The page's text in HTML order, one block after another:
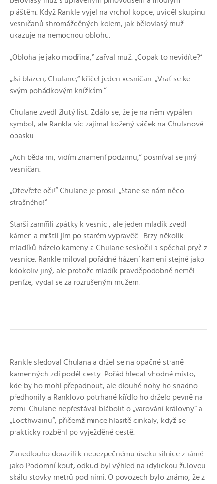
pláštěm. Když Rankle vyjel na vrchol kopce, uviděl skupinu
vesničanů shromážděných kolem, jak bělovlasý muž
ukazuje na nemocnou oblohu.
„Obloha je jako modřina,“ zařval muž. „Copak to nevidíte?“
„Jsi blázen, Chulane,“ křičel jeden vesničan. „Vrať se ke
svým pohádkovým knížkám.“
Chulane zvedl žlutý list. Zdálo se, že je na něm vypálen
symbol, ale Rankla víc zajímal kožený váček na Chulanově
opasku.
„Ach běda mi, vidím znamení podzimu,“ posmíval se jiný
vesničan.
„Otevřete oči!“ Chulane je prosil. „Stane se nám něco
strašného!“
Starší zamířili zpátky k vesnici, ale jeden mladík zvedl
kámen a mrštil jím po starém vypravěči. Brzy několik
mladíků házelo kameny a Chulane seskočil a spěchal pryč z
vesnice. Rankle miloval pořádné házení kamení stejně jako
kdokoliv jiný, ale protože mladík pravděpodobně neměl
peníze, vydal se za rozrušeným mužem.
Rankle sledoval Chulana a držel se na opačné straně
kamenných zdí podél cesty. Pořád hledal vhodné místo,
kde by ho mohl přepadnout, ale dlouhé nohy ho snadno
předhonily a Ranklovo potrhané křídlo ho drželo pevně na
zemi. Chulane nepřestával blábolit o „varování královny“ a
„Locthwainu“, přičemž mince hlasitě cinkaly, když se
prakticky rozběhl po vyježděné cestě.
Zanedlouho dorazili k nebezpečnému úseku silnice známé
jako Podomní kout, odkud byl výhled na idylickou žulovou
skálu stovky metrů pod nimi. O povozech bylo známo, že z